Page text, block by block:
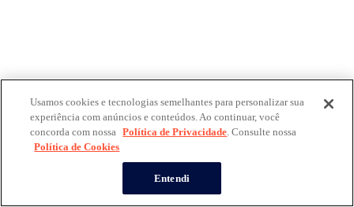
Usamos cookies e tecnologias semelhantes para personalizar sua
experiência com anúncios e conteúdos. Ao continuar, você
concorda com nossa Política de Privacidade. Consulte nossa
Política de Cookies
Entendi